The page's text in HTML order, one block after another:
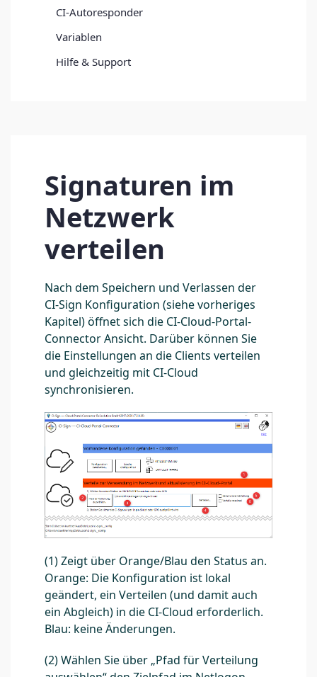
CI-Autoresponder
Variablen
Hilfe & Support
Signaturen im
Netzwerk
verteilen
Nach dem Speichern und Verlassen der
CI-Sign Konfiguration (siehe vorheriges
Kapitel) öffnet sich die CI-Cloud-Portal-
Connector Ansicht. Darüber können Sie
die Einstellungen an die Clients verteilen
und gleichzeitig mit CI-Cloud
synchronisieren.
(1) Zeigt über Orange/Blau den Status an.
Orange: Die Konfiguration ist lokal
geändert, ein Verteilen (und damit auch
ein Abgleich) in die CI-Cloud erforderlich.
Blau: keine Änderungen.
(2) Wählen Sie über „Pfad für Verteilung